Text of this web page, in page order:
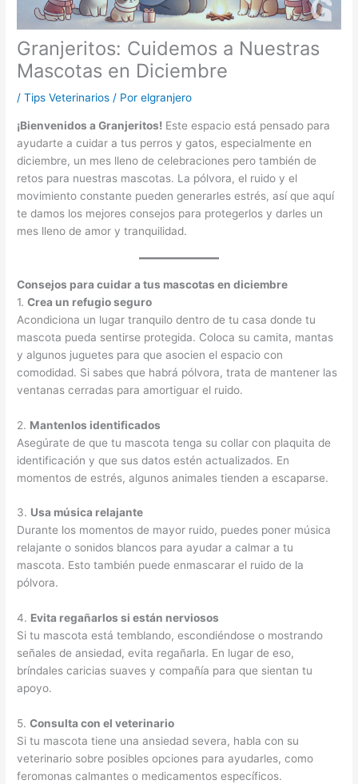
Granjeritos: Cuidemos a Nuestras
Mascotas en Diciembre
/Tips Veterinarios / Porelgranjero
¡Bienvenidos a Granjeritos! Este espacio está pensado para
ayudarte a cuidar a tus perros y gatos, especialmente en
diciembre, un mes lleno de celebraciones pero también de
retos para nuestras mascotas. La pólvora, el ruido y el
movimiento constante pueden generarles estrés, así que aquí
te damos los mejores consejos para protegerlos y darles un
mes lleno de amor y tranquilidad.
Consejos para cuidar a tus mascotas en diciembre
1.Crea un refugio seguro
Acondiciona un lugar tranquilo dentro de tu casa donde tu
mascota pueda sentirse protegida. Coloca su camita, mantas
y algunos juguetes para que asocien el espacio con
comodidad. Si sabes que habrá pólvora, trata de mantener las
ventanas cerradas para amortiguar el ruido.
2. Mantenlos identificados
Asegúrate de que tu mascota tenga su collar con plaquita de
identificación y que sus datos estén actualizados. En
momentos de estrés, algunos animales tienden a escaparse.
3. Usa música relajante
Durante los momentos de mayor ruido, puedes poner música
relajante o sonidos blancos para ayudar a calmar a tu
mascota. Esto también puede enmascarar el ruido de la
pólvora.
4. Evita regañarlos si están nerviosos
Si tu mascota está temblando, escondiéndose o mostrando
señales de ansiedad, evita regañarla. En lugar de eso,
bríndales caricias suaves y compañía para que sientan tu
apoyo.
5.Consulta con el veterinario
Si tu mascota tiene una ansiedad severa, habla con su
veterinario sobre posibles opciones para ayudarles, como
feromonas calmantes o medicamentos específicos.